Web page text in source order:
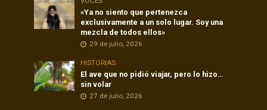
«Ya no siento que pertenezca
exclusivamente a un solo lugar. Soy una
mezcla de todos ellos»
29 de julio, 2026
HISTORIAS
El ave que no pidió viajar, pero lo hizo…
sin volar
27 de julio, 2026